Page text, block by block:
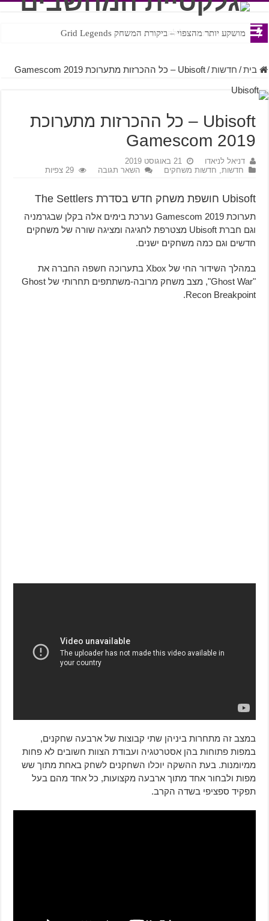
ביקורת הסרט ההילולה
מושקע יותר מהצפוי – ביקורת המשחק Grid Legends
בית / חדשות / Ubisoft – כל ההכרזות מתערוכת Gamescom 2019
Ubisoft – כל ההכרזות מתערוכת
Gamescom 2019
דניאל לניאדו
21 באוגוסט 2019
חדשות, חדשות משחקים השאר תגובה 29 צפיות
Ubisoft חושפת משחק חדש בסדרת The Settlers
תערוכת Gamescom 2019 נערכת בימים אלה בקלן שבגרמניה
וגם חברת Ubisoft מצטרפת לחגיגה ומציגה שורה של משחקים
חדשים וגם כמה משחקים ישנים.
במהלך השידור החי של Xbox בתערוכה חשפה החברה את
"Ghost War", מצב משחק מרובה-משתתפים תחרותי של Ghost
Recon Breakpoint.
במצב זה מתחרות ביניהן שתי קבוצות של ארבעה שחקנים,
במפות פתוחות בהן אסטרטגיה ועבודת הצוות חשובים לא פחות
ממיומנות. בעת ההשקה יוכלו השחקנים לשחק באחת מתוך שש
מפות ולבחור אחד מתוך ארבעה מקצועות, כל אחד מהם בעל
תפקיד ספציפי בשדה הקרב.